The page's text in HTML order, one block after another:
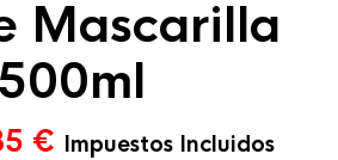
Mascarilla
500ml
€ ElImpuestos Incluidos